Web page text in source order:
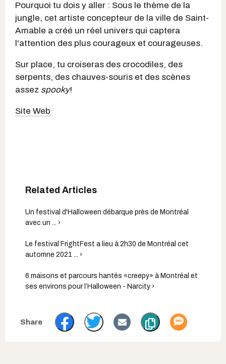
Pourquoi tu dois y aller : Sous le thème de la
jungle, cet artiste concepteur de la ville de Saint-
Amable a créé un réel univers qui captera
l'attention des plus courageux et courageuses.
Sur place, tu croiseras des crocodiles, des
serpents, des chauves-souris et des scènes
assez spooky!
Site Web
Un festival d'Halloween débarque près de Montréal
avec un ... ›
Le festival FrightFest a lieu à 2h30 de Montréal cet
automne 2021 ... ›
6 maisons et parcours hantés «creepy» à Montréal et
ses environs pour l’Halloween - Narcity ›